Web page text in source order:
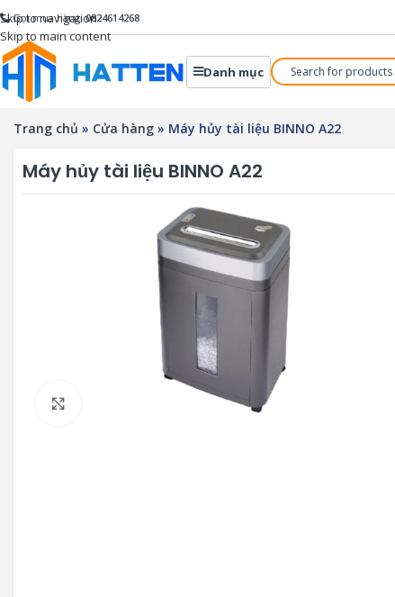
Skip to navigation
Skip to main content
Gọi mua hàng:0824614268
Danh mục
Trang chủ » Cửa hàng » Máy hủy tài liệu BINNO A22
Máy hủy tài liệu BINNO A22